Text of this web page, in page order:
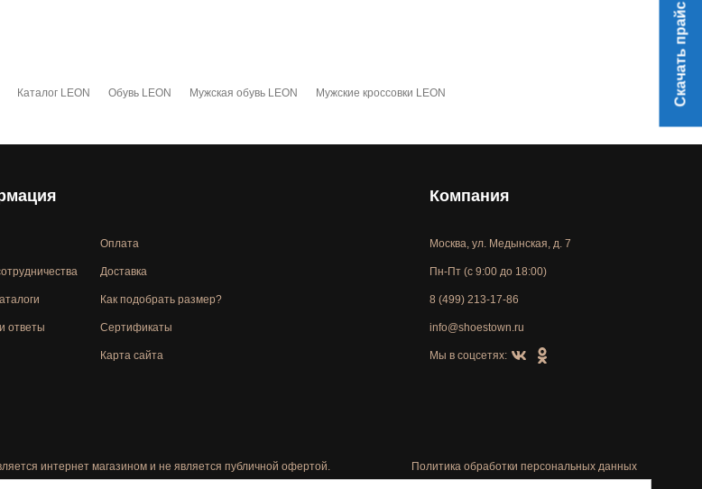
Каталог LEON Обувь LEON Мужская обувь LEON Мужские кроссовки LEON
ответы
Оплата
Доставка
Как подобрать размер?
Сертификаты
Карта сайта
Компания
Москва, ул. Медынская, д. 7
Пн-Пт (с 9:00 до 18:00)
8 (499) 213-17-86
info@shoestown.ru
Мы в соцсетях:
интернет магазином и не является публичной офертой. Политика обработки персональных данных
Скачать прайс